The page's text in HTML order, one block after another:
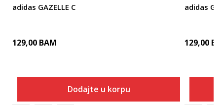
adidas GAZELLE C
129,00 BAM
Dodajte u korpu
adidas
129,00